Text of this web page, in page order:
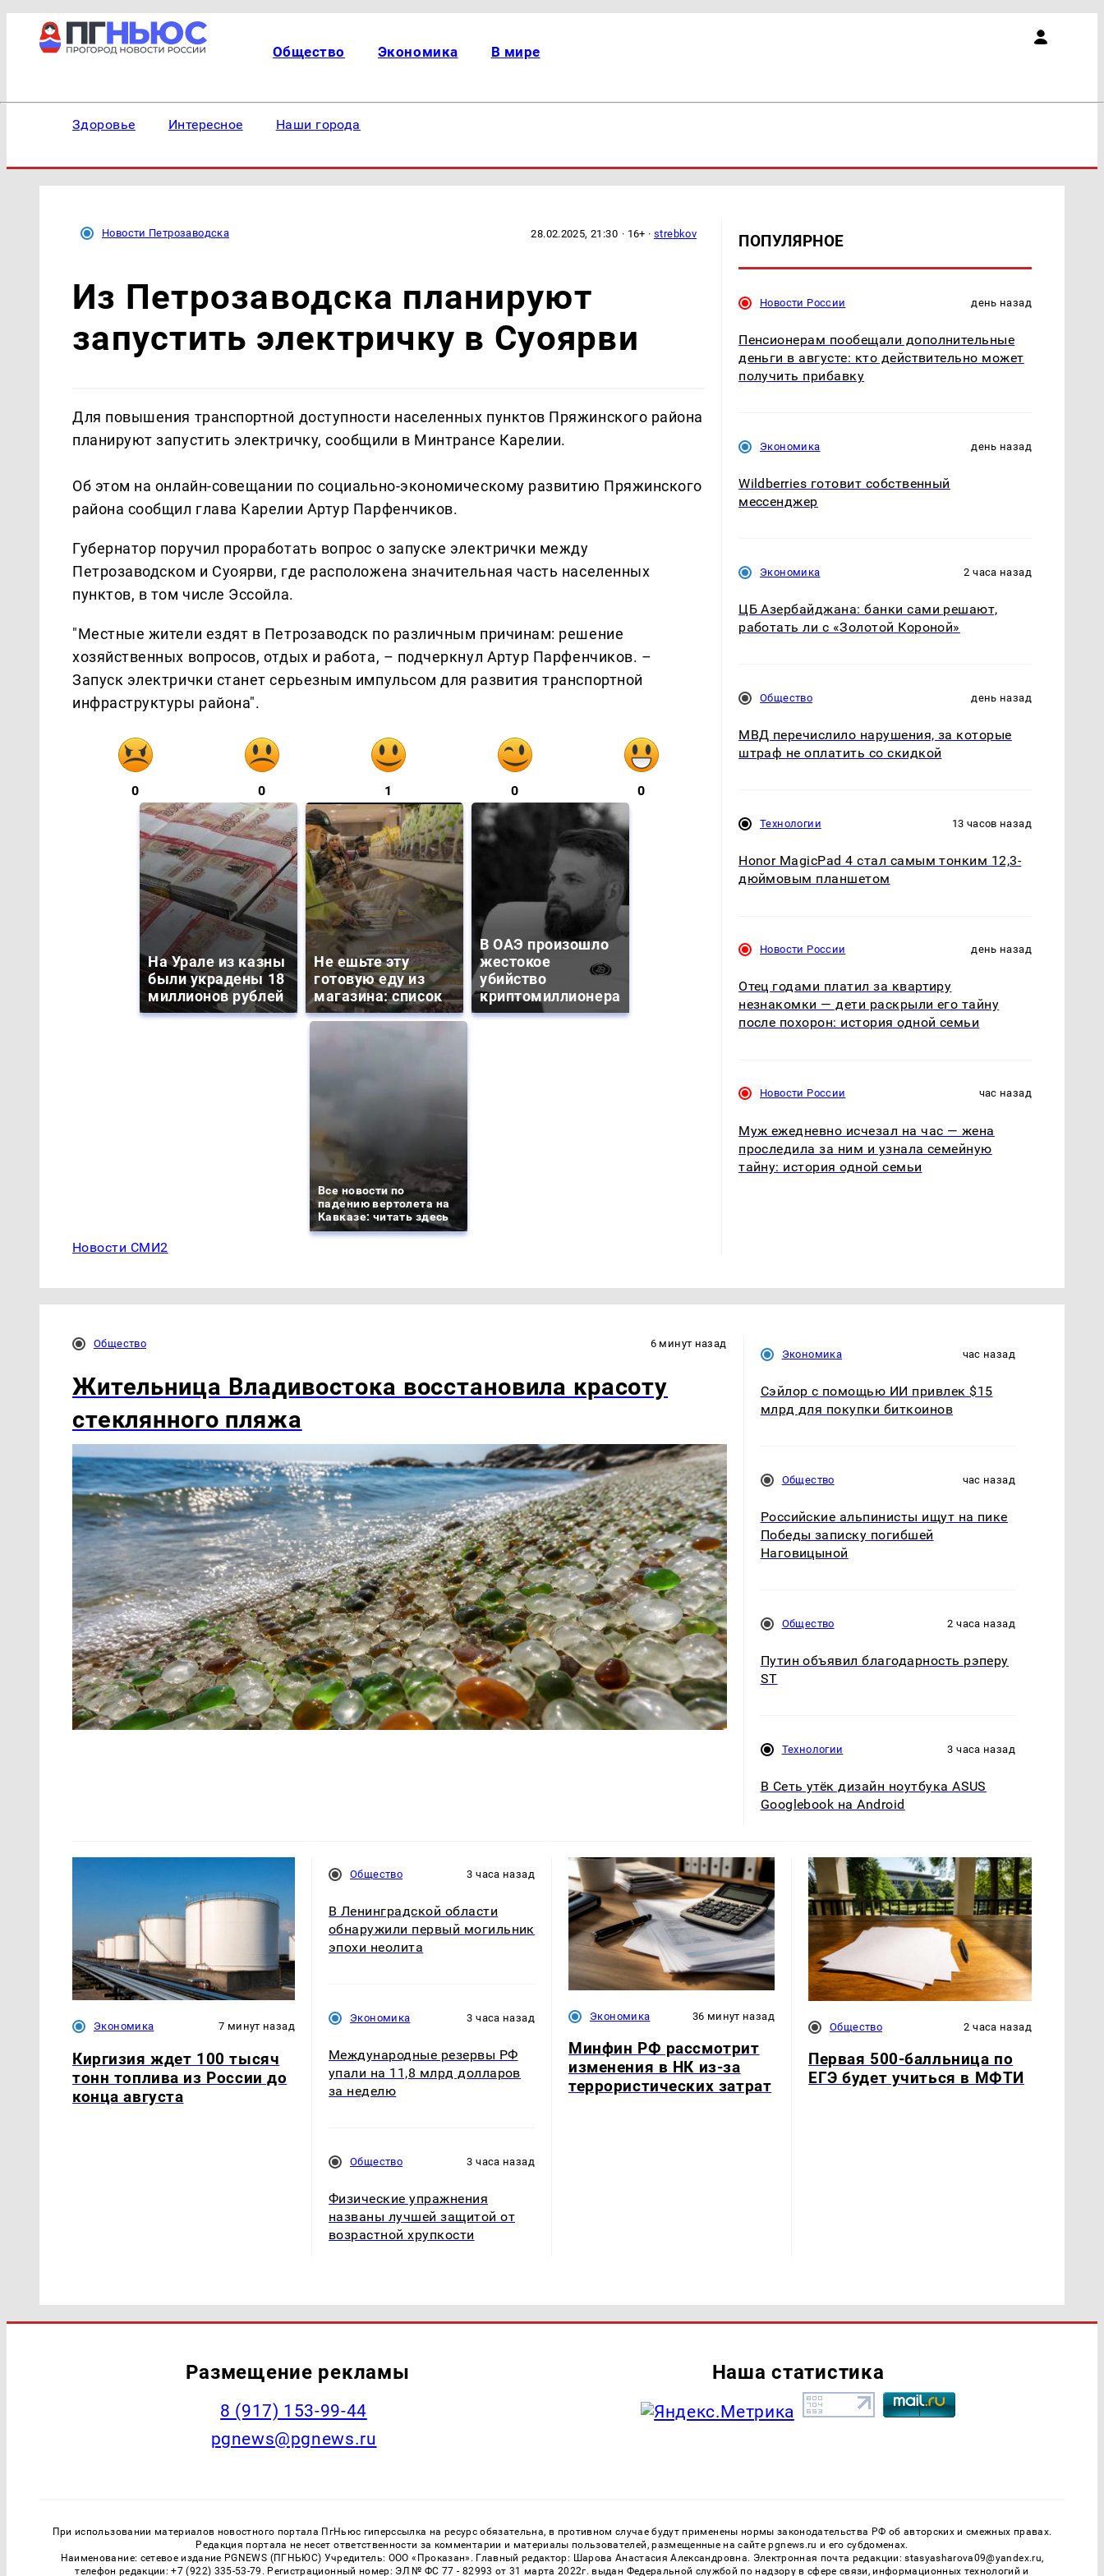
Общество Экономика В мире
Здоровье Интересное Наши города
Новости Петрозаводска 28.02.2025, 21:30 · 16+ · strebkov
Из Петрозаводска планируют
запустить электричку в Суоярви
Для повышения транспортной доступности населенных пунктов Пряжинского района
планируют запустить электричку, сообщили в Минтрансе Карелии.
Об этом на онлайн-совещании по социально-экономическому развитию Пряжинского
района сообщил глава Карелии Артур Парфенчиков.
Губернатор поручил проработать вопрос о запуске электрички между
Петрозаводском и Суоярви, где расположена значительная часть населенных
пунктов, в том числе Эссойла.
"Местные жители ездят в Петрозаводск по различным причинам: решение
хозяйственных вопросов, отдых и работа, – подчеркнул Артур Парфенчиков. –
Запуск электрички станет серьезным импульсом для развития транспортной
инфраструктуры района".
0 0 1 0 0
На Урале из казны
были украдены 18
миллионов рублей
Не ешьте эту
готовую еду из
магазина: список
В ОАЭ произошло
жестокое
убийство
криптомиллионера
Все новости по
падению вертолета на
Кавказе: читать здесь
Новости СМИ2
ПОПУЛЯРНОЕ
Новости России день назад
Пенсионерам пообещали дополнительные
деньги в августе: кто действительно может
получить прибавку
Экономика день назад
Wildberries готовит собственный
мессенджер
Экономика 2 часа назад
ЦБ Азербайджана: банки сами решают,
работать ли с «Золотой Короной»
Общество день назад
МВД перечислило нарушения, за которые
штраф не оплатить со скидкой
Технологии 13 часов назад
Honor MagicPad 4 стал самым тонким 12,3-
дюймовым планшетом
Новости России день назад
Отец годами платил за квартиру
незнакомки — дети раскрыли его тайну
после похорон: история одной семьи
Новости России час назад
Муж ежедневно исчезал на час — жена
проследила за ним и узнала семейную
тайну: история одной семьи
Общество 6 минут назад
Жительница Владивостока восстановила красоту
стеклянного пляжа
Экономика час назад
Сэйлор с помощью ИИ привлек $15
млрд для покупки биткоинов
Общество час назад
Российские альпинисты ищут на пике
Победы записку погибшей
Наговицыной
Общество 2 часа назад
Путин объявил благодарность рэперу
ST
Технологии 3 часа назад
В Сеть утёк дизайн ноутбука ASUS
Googlebook на Android
Экономика 7 минут назад
Киргизия ждет 100 тысяч
тонн топлива из России до
конца августа
Общество 3 часа назад
В Ленинградской области
обнаружили первый могильник
эпохи неолита
Экономика 3 часа назад
Международные резервы РФ
упали на 11,8 млрд долларов
за неделю
Общество 3 часа назад
Физические упражнения
названы лучшей защитой от
возрастной хрупкости
Экономика 36 минут назад
Минфин РФ рассмотрит
изменения в НК из-за
террористических затрат
Общество 2 часа назад
Первая 500-балльница по
ЕГЭ будет учиться в МФТИ
Размещение рекламы
‭8 (917) 153-99-44
pgnews@pgnews.ru
Наша статистика
При использовании материалов новостного портала ПгНьюс гиперссылка на ресурс обязательна, в противном случае будут применены нормы законодательства РФ об авторских и смежных правах.
Редакция портала не несет ответственности за комментарии и материалы пользователей, размещенные на сайте pgnews.ru и его субдоменах.
Наименование: сетевое издание PGNEWS (ПГНЬЮС) Учредитель: ООО «Проказан». Главный редактор: Шарова Анастасия Александровна. Электронная почта редакции: stasyasharova09@yandex.ru,
телефон редакции: +7 (922) 335-53-79. Регистрационный номер: ЭЛ № ФС 77 - 82993 от 31 марта 2022г. выдан Федеральной службой по надзору в сфере связи, информационных технологий и